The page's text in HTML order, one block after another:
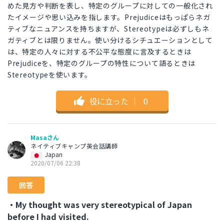
めた見方や判断を表し、特定のグループに対しての一般化され
たイメージや思い込みを指します。Prejudiceはもっぱらネガ
ティブなニュアンスを持ちますが、Stereotypeは必ずしもネ
ガティブとは限りません。使い分けるシチュエーションとして
は、特定の人々に対する不公平な態度に言及するときは
Prejudiceを、特定のグループの特性について語るときは
Stereotypeを使います。
役に立った ｜ 0
Masaさん
ネイティブキャンプ英会話講師
Japan
2020/07/06 22:38
回答
・My thought was very stereotypical of Japan
before I had visited.